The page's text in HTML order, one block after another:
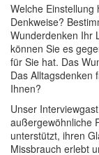
Welche Einstellung
Denkweise?
Wunderdenken Ihr
können Sie es
für Sie hat. Das
Das Alltagsdenken
Ihnen?
Unser
außergewöhnliche
unterstützt, ihren
Missbrauch erlebt